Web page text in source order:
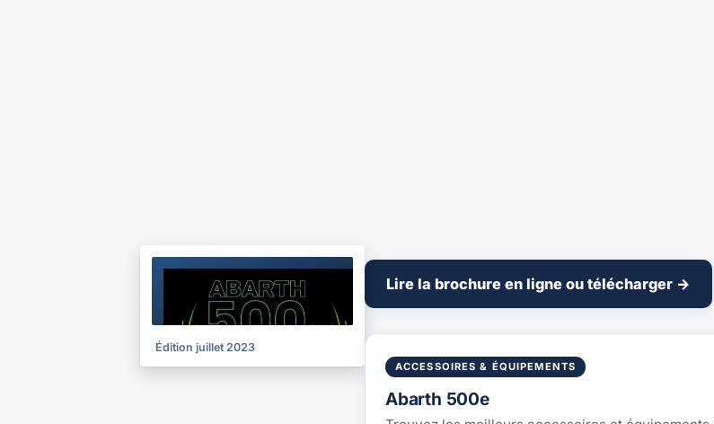
2023
Édition juillet 2023
Lire la brochure en ligne ou télécharger →
ACCESSOIRES & ÉQUIPEMENTS
Abarth 500e